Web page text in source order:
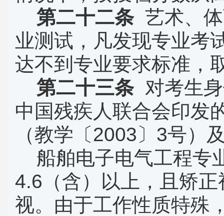
第二十二条 艺术、
业测试，凡发现专业考
达不到专业要求标准，
第二十三条 对考生
中国残疾人联合会印发
（教学〔 2003 〕 3号）
船舶电子电气工程专
4.6 （含）以上，且矫
视。由于工作性质特殊